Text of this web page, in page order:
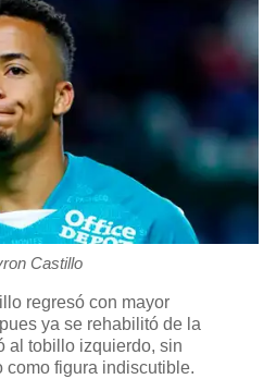
Castillo
regresó con mayor
ya se rehabilitó de la
al tobillo izquierdo, sin
como figura indiscutible.